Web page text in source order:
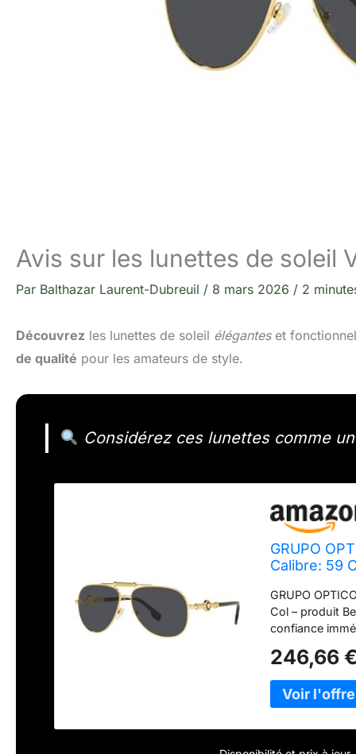
Avis sur les lunettes de soleil
Par Balthazar Laurent-Dubreuil / 8 mars 2026 / 2
Découvrez les lunettes de soleil éléganteset
de qualité pour les amateurs de style.
Considérez ces lunettes comme
GRUPO
Calibre: 59
GRUPO
Col – produit
confiance
OPTICO 1910
246,66